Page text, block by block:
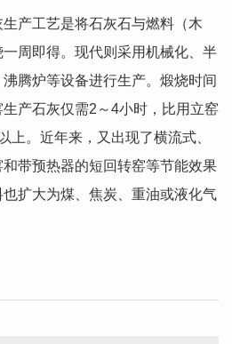
产工艺是将石灰石与燃料（木
周即得。现代则采用机械化、半
腾炉等设备进行生产。煅烧时间
产石灰仅需2～4小时，比用立窑
上。近年来，又出现了横流式、
带预热器的短回转窑等节能效果
扩大为煤、焦炭、重油或液化气